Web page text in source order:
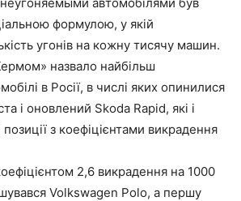
формулою, у якій
угонів на кожну тисячу машин.
назвало найбільш
в Росії, в числі яких опинилися
і оновлений Skoda Rapid, які і
з коефіцієнтами викрадення
2,6 викрадення на 1000
Volkswagen Polo, а першу